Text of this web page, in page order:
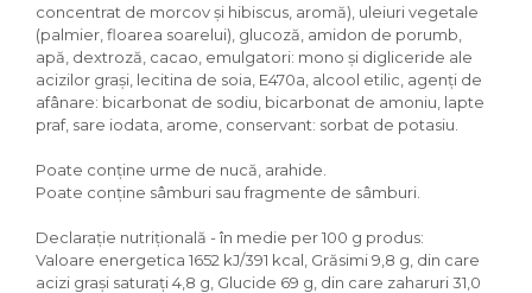
concentrat de morcov și hibiscus, aromă), uleiuri vegetale
(palmier, floarea soarelui), glucoză, amidon de porumb,
apă, dextroză, cacao, emulgatori: mono și digliceride ale
acizilor grași, lecitina de soia, E470a, alcool etilic, agenți de
afânare: bicarbonat de sodiu, bicarbonat de amoniu, lapte
praf, sare iodata, arome, conservant: sorbat de potasiu.
Poate conține urme de nucă, arahide.
Poate conține sâmburi sau fragmente de sâmburi.
Declarație nutrițională - în medie per 100 g produs:
Valoare energetica 1652 kJ/391 kcal, Grăsimi 9,8 g, din care
acizi grași saturați 4,8 g, Glucide 69 g, din care zaharuri 31,0